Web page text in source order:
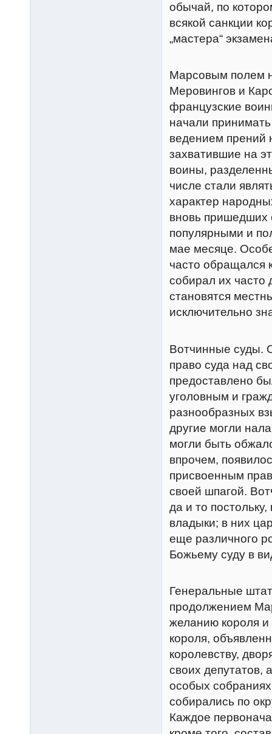
обычай, по
всякой санкции
„мастера“
Марсовым полем
Меровингов и
французские
начали
ведением прений
захватившие на
воины,
числе стали
характер
вновь пришедших
популярными и
мае месяце.
часто обращался
собирал их часто
становятся
исключительно
Вотчинные суды.
право суда над
предоставлено
уголовным и
разнообразных
другие могли
могли быть
впрочем,
присвоенным
своей шпагой.
да и то
владыки; в них
еще различного
Божьему суду в
Генеральные
продолжением
желанию короля и
короля,
королевству,
своих депутатов,
особых
собирались по
Каждое